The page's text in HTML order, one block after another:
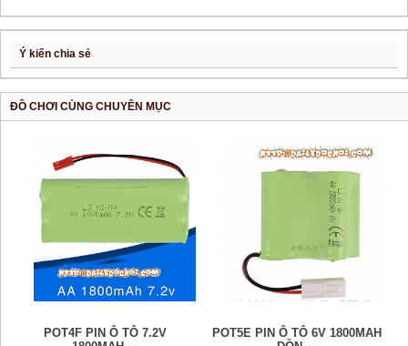
Ý kiến chia sẻ
ĐỒ CHƠI CÙNG CHUYÊN MỤC
POT4F PIN Ô TÔ 7.2V
POT5E PIN Ô TÔ 6V 1800MAH